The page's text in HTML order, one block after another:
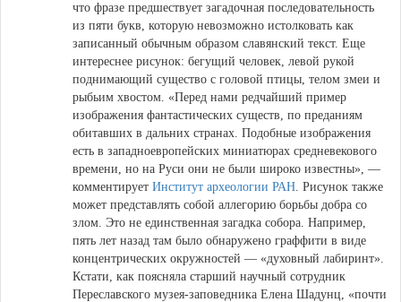
что фразе предшествует загадочная последовательность
из пяти букв, которую невозможно истолковать как
записанный обычным образом славянский текст. Еще
интереснее рисунок: бегущий человек, левой рукой
поднимающий существо с головой птицы, телом змеи и
рыбьим хвостом. «Перед нами редчайший пример
изображения фантастических существ, по преданиям
обитавших в дальних странах. Подобные изображения
есть в западноевропейских миниатюрах средневекового
времени, но на Руси они не были широко известны», —
комментирует Институт археологии РАН. Рисунок также
может представлять собой аллегорию борьбы добра со
злом. Это не единственная загадка собора. Например,
пять лет назад там было обнаружено граффити в виде
концентрических окружностей — «духовный лабиринт».
Кстати, как поясняла старший научный сотрудник
Переславского музея-заповедника Елена Шадунц, «почти